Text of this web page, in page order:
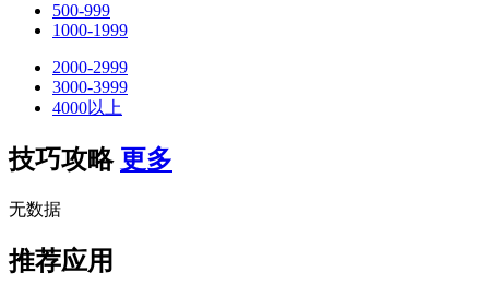
500-999
1000-1999
2000-2999
3000-3999
4000以上
技巧攻略 更多
无数据
推荐应用